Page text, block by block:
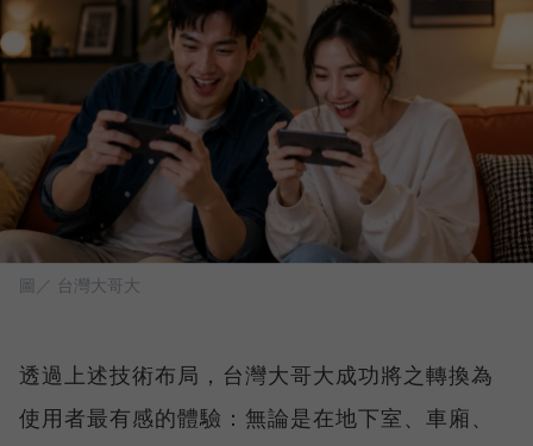
圖／ 台灣大哥大
透過上述技術布局，台灣大哥大成功將之轉換為
使用者最有感的體驗：無論是在地下室、車廂、